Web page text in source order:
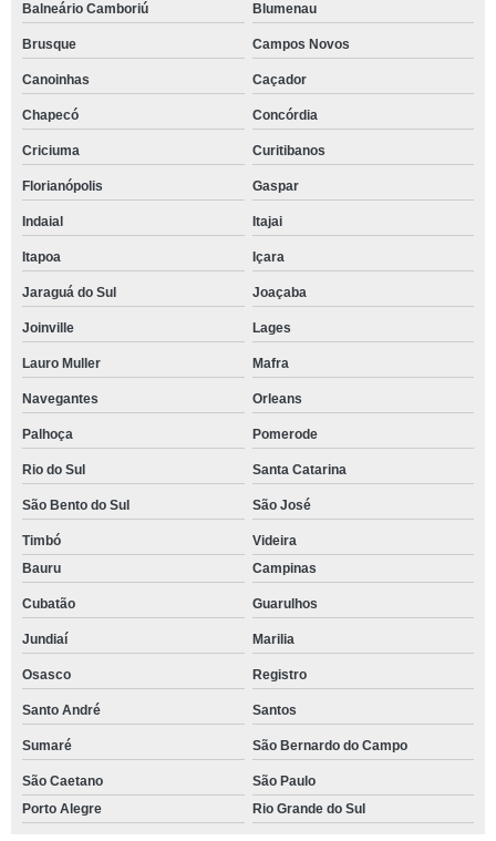
Balneário Camboriú
Blumenau
Brusque Campos Novos
Canoinhas Caçador
Chapecó Concórdia
Criciuma Curitibanos
Florianópolis Gaspar
Indaial Itajai
Itapoa Içara
Jaraguá do Sul Joaçaba
Joinville Lages
Lauro Muller Mafra
Navegantes Orleans
Palhoça Pomerode
Rio do Sul Santa Catarina
São Bento do Sul São José
Timbó
Videira
Bauru
Campinas
Cubatão Guarulhos
Jundiaí Marilia
Osasco Registro
Santo André Santos
Sumaré São Bernardo do Campo
São Caetano
São Paulo
Porto Alegre
Rio Grande do Sul